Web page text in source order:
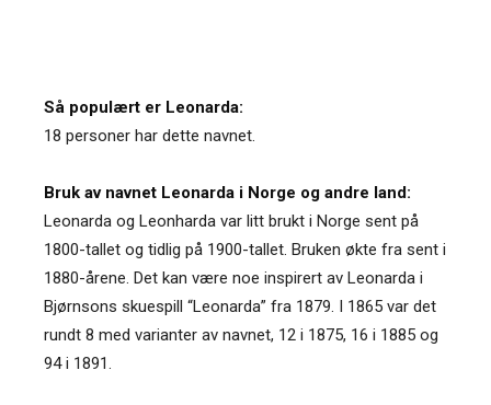
Så populært er Leonarda:
18 personer har dette navnet.
Bruk av navnet Leonarda i Norge og andre land:
Leonarda og Leonharda var litt brukt i Norge sent på
1800-tallet og tidlig på 1900-tallet. Bruken økte fra sent i
1880-årene. Det kan være noe inspirert av Leonarda i
Bjørnsons skuespill “Leonarda” fra 1879. I 1865 var det
rundt 8 med varianter av navnet, 12 i 1875, 16 i 1885 og
94 i 1891.